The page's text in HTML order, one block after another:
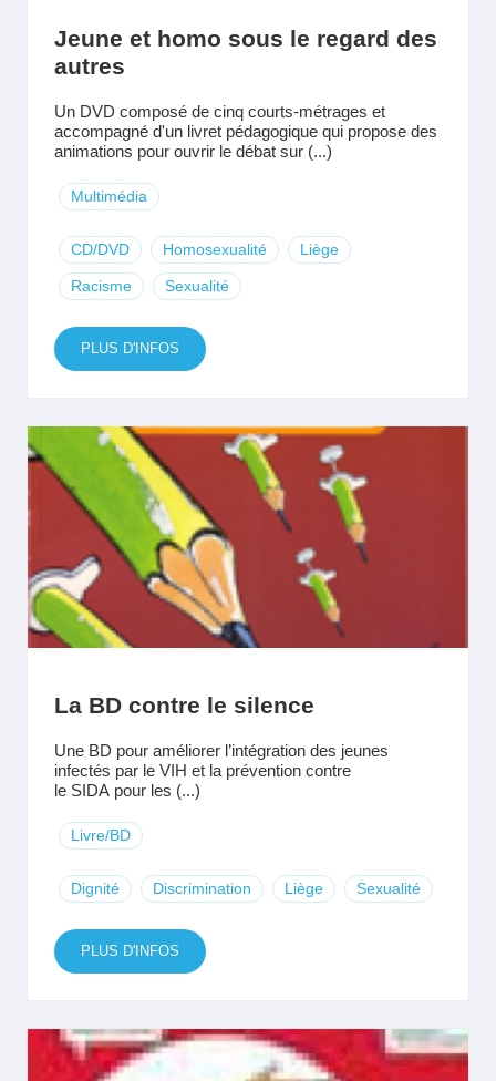
Jeune et homo sous le regard des
autres
Un DVD composé de cinq courts-métrages et
accompagné d'un livret pédagogique qui propose des
animations pour ouvrir le débat sur (...)
Multimédia
CD/DVD Homosexualité Liège
Racisme Sexualité
PLUS D'INFOS
La BD contre le silence
Une BD pour améliorer l’intégration des jeunes
infectés par le VIH et la prévention contre
le SIDA pour les (...)
Livre/BD
Dignité Discrimination Liège Sexualité
PLUS D'INFOS